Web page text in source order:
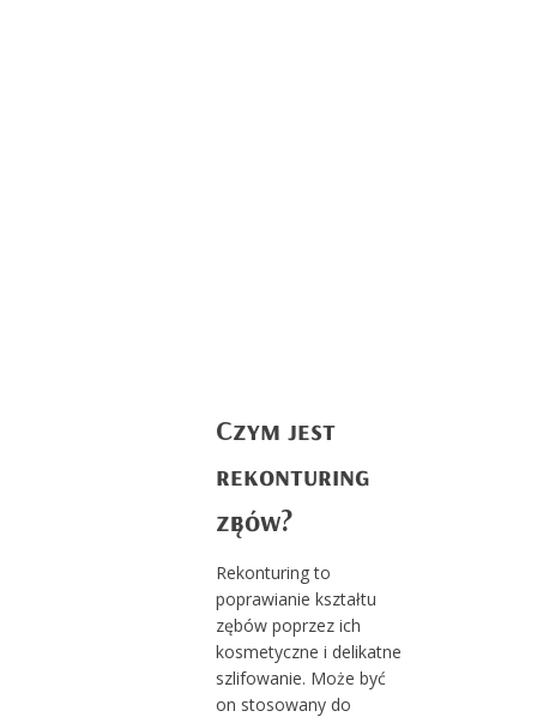
Czym jest
rekonturing
zębów?
Rekonturing to
poprawianie kształtu
zębów poprzez ich
kosmetyczne i delikatne
szlifowanie. Może być
on stosowany do